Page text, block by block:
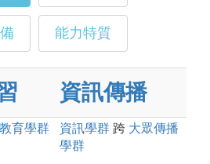
能力特質
資訊傳播
教育學群 資訊學群 跨 大眾傳播
學群